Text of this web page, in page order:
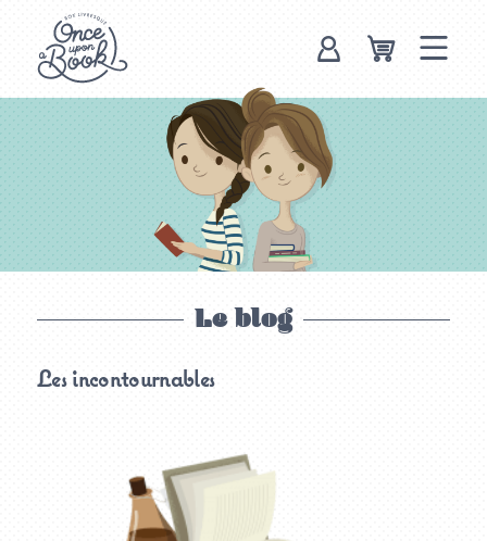
Le blog
Les incontournables